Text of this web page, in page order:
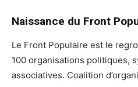
Naissance du Front
Le Front Populaire est le
100 organisations politiques,
associatives. Coalition